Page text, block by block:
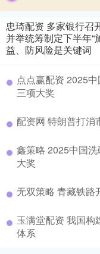
忠琦配资 多家银行召
并举统筹制定下半年“
益、防风险是关键词
点点赢配资 2025
三项大奖
配资网 特朗普打消
鑫策略 2025中国
大奖
无双策略 青藏铁路
玉满堂配资 我国构
体系